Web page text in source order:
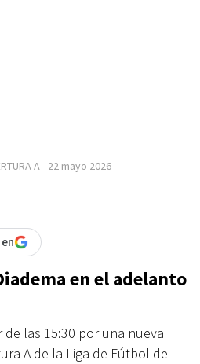
A- 22 mayo 2026
en el adelanto
las 15:30 por una nueva
A de la Liga de Fútbol de